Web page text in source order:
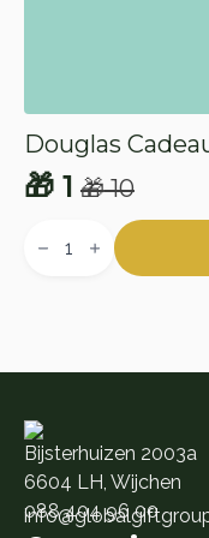
Douglas
🎁10
prijs
🎁 1
Huidige
prijs
Cadeaukaart
Bijsterhuizen 2003a
6604 LH, Wijchen
088 404 96 00